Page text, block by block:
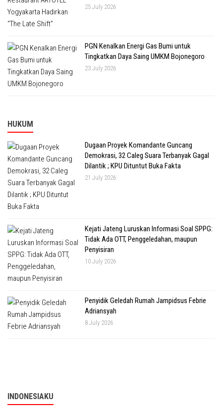
25 July 2026
PGN Kenalkan Energi Gas Bumi untuk
Tingkatkan Daya Saing UMKM Bojonegoro
23 July 2026
HUKUM
Dugaan Proyek Komandante Guncang
Demokrasi, 32 Caleg Suara Terbanyak Gagal
Dilantik ; KPU Dituntut Buka Fakta
21 July 2026
Kejati Jateng Luruskan Informasi Soal SPPG:
Tidak Ada OTT, Penggeledahan, maupun
Penyisiran
10 July 2026
Penyidik Geledah Rumah Jampidsus Febrie
Adriansyah
8 July 2026
INDONESIAKU